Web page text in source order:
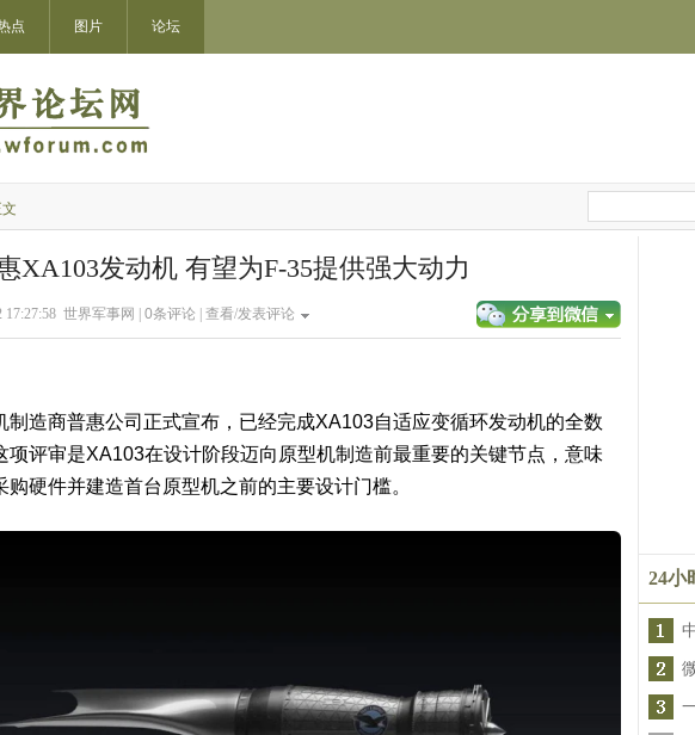
点 图片 论坛
XA103发动机 有望为F-35提供强大动力
17:27:58 世界军事网 | 0条评论 | 查看/发表评论
制造商普惠公司正式宣布，已经完成XA103自适应变循环发动机的全数
项评审是XA103在设计阶段迈向原型机制造前最重要的关键节点，意味
硬件并建造首台原型机之前的主要设计门槛。
24小